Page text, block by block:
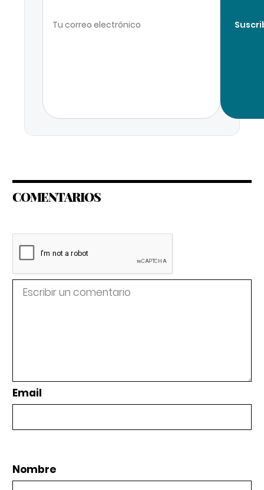
COMENTARIOS
Email
Nombre